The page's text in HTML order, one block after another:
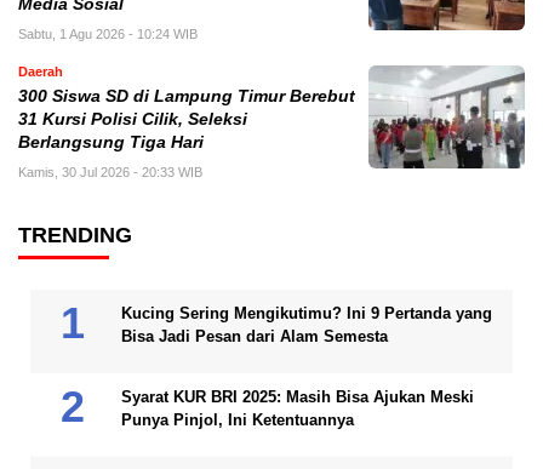
Media Sosial
Sabtu, 1 Agu 2026 - 10:24 WIB
Daerah
300 Siswa SD di Lampung Timur Berebut
31 Kursi Polisi Cilik, Seleksi
Berlangsung Tiga Hari
Kamis, 30 Jul 2026 - 20:33 WIB
TRENDING
Kucing Sering Mengikutimu? Ini 9 Pertanda yang
Bisa Jadi Pesan dari Alam Semesta
Syarat KUR BRI 2025: Masih Bisa Ajukan Meski
Punya Pinjol, Ini Ketentuannya